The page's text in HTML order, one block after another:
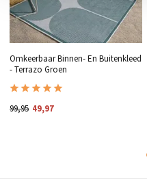
Omkeerbaar Binnen- En Buitenkleed
- Terrazo Groen
99,95 49,97